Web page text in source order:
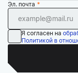
Эл. почта
Я согласен на
Политикой в